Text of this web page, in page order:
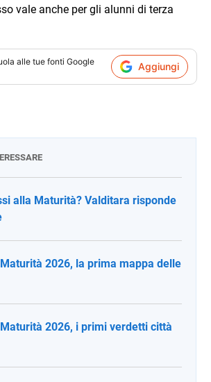
vale anche per gli alunni di terza
alle tue fonti Google
Aggiungi
alla Maturità? Valditara risponde
2026, la prima mappa delle
2026, i primi verdetti città